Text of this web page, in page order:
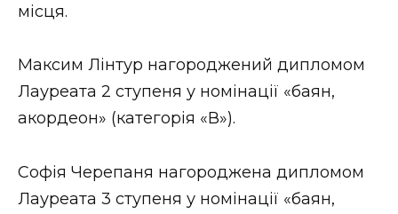
місця.
Максим Лінтур нагороджений дипломом
Лауреата 2 ступеня у номінації «баян,
акордеон» (категорія «В»).
Софія Черепаня нагороджена дипломом
Лауреата 3 ступеня у номінації «баян,